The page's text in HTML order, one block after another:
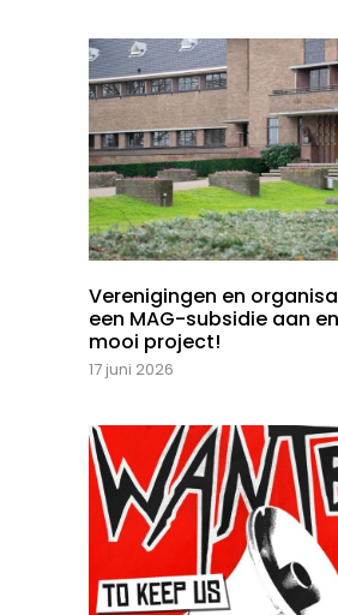
Verenigingen en
een MAG-subsidie aan
mooi project!
17 juni 2026